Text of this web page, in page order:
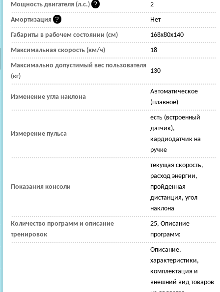
Мощность двигателя (л.с.) 2
Амортизация Нет
Габариты в рабочем состоянии (см) 168x80x140
Максимальная скорость (км/ч) 18
Максимально допустимый вес пользователя
(кг)
130
Изменение угла наклона
Автоматическое
(плавное)
Измерение пульса
есть (встроенный
датчик),
кардиодатчик на
ручке
Показания консоли
текущая скорость,
расход энергии,
пройденная
дистанция, угол
наклона
Количество программ и описание
тренировок
25, Описание
программ:
Описание,
характеристики,
комплектация и
внешний вид товаров